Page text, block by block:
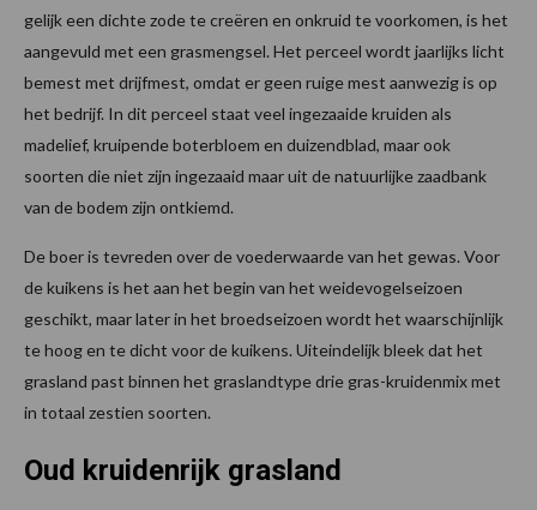
gelijk een dichte zode te creëren en onkruid te voorkomen, is het
aangevuld met een grasmengsel. Het perceel wordt jaarlijks licht
bemest met drijfmest, omdat er geen ruige mest aanwezig is op
het bedrijf. In dit perceel staat veel ingezaaide kruiden als
madelief, kruipende boterbloem en duizendblad, maar ook
soorten die niet zijn ingezaaid maar uit de natuurlijke zaadbank
van de bodem zijn ontkiemd.
De boer is tevreden over de voederwaarde van het gewas. Voor
de kuikens is het aan het begin van het weidevogelseizoen
geschikt, maar later in het broedseizoen wordt het waarschijnlijk
te hoog en te dicht voor de kuikens. Uiteindelijk bleek dat het
grasland past binnen het graslandtype drie gras-kruidenmix met
in totaal zestien soorten.
Oud kruidenrijk grasland